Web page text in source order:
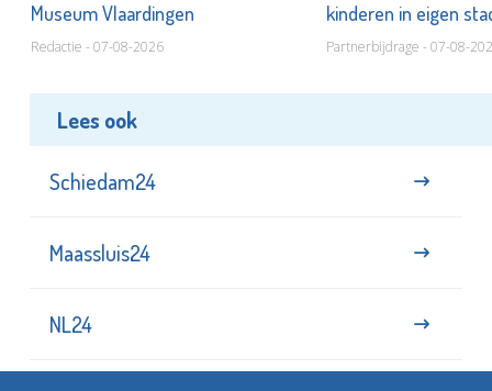
Museum Vlaardingen
Redactie - 07-08-2026
kinderen in eigen
Partnerbijdrage - 07-08-
Lees ook
Schiedam24
Maassluis24
NL24